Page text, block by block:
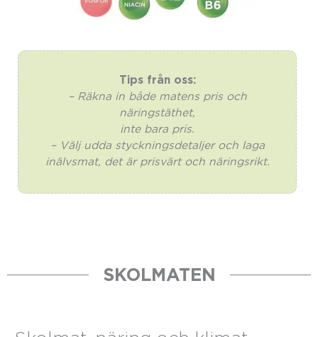
Tips från oss:
– Räkna in både matens pris och
näringstäthet,
inte bara pris.
– Välj udda styckningsdetaljer och laga
inälvsmat, det är prisvärt och näringsrikt.
SKOLMATEN